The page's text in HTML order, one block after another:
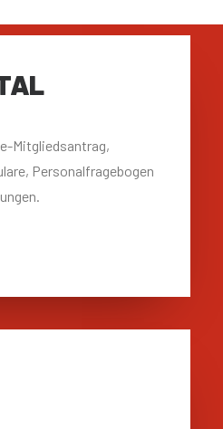
Mitgliedsantrag,
Personalfragebogen